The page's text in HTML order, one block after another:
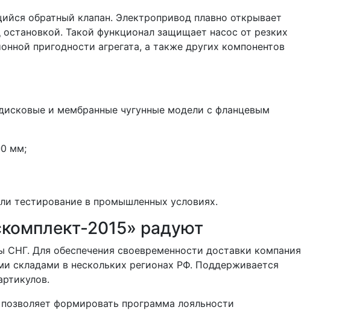
обратный клапан. Электропривод плавно открывает
Такой функционал защищает насос от резких
пригодности агрегата, а также других компонентов
и мембранные чугунные модели с фланцевым
мм;
тестирование в промышленных условиях.
2015» радуют
Для обеспечения своевременности доставки компания
складами в нескольких регионах РФ. Поддерживается
формировать программа лояльности